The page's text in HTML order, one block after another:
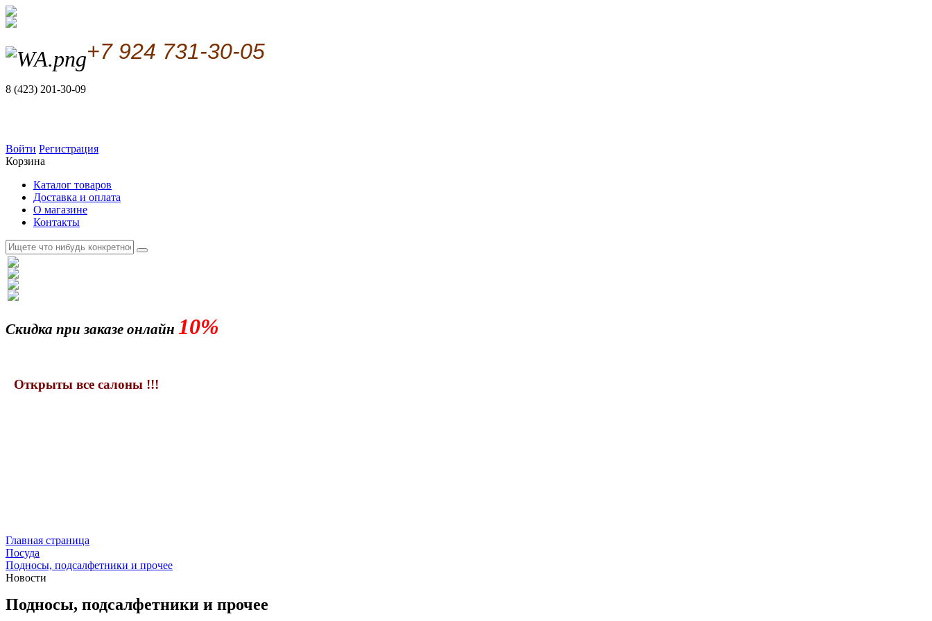
+7 924 731-30-05
8 (423) 201-30-09
Войти Регистрация
Корзина
Каталог товаров
Доставка и оплата
О магазине
Контакты
Скидка при заказе онлайн 10%
Открыты все салоны !!!
Главная страница
Посуда
Подносы, подсалфетники и прочее
Новости
Подносы, подсалфетники и прочее